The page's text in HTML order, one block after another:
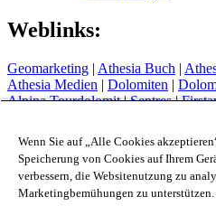
Weblinks:
Geomarketing | Athesia Buch |
Athesia Medien | Dolomiten |
Alpina Tourdolomit|Sentres|
Schnals|Sport Media Südtirol
Impressum
Privacy Policy
Wenn Sie auf „Alle Cookies
Speicherung von Cookies auf Ihrem
verbessern, die Websitenutzung zu
Marketingbemühungen zu unterstützen.